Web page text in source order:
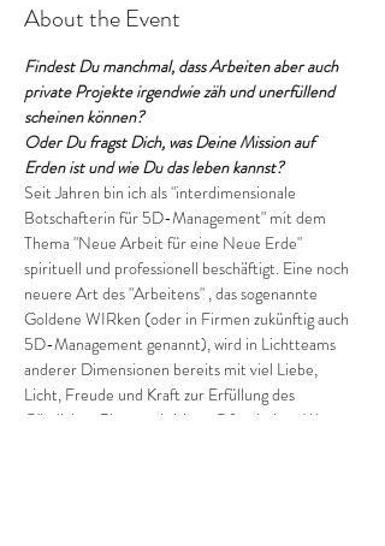
About the Event
Findest Du manchmal, dass Arbeiten aber auch
private Projekte irgendwie zäh und unerfüllend
scheinen können?
Oder Du fragst Dich, was Deine Mission auf
Erden ist und wie Du das leben kannst?
Seit Jahren bin ich als "interdimensionale
Botschafterin für 5D-Management" mit dem
Thema "Neue Arbeit für eine Neue Erde"
spirituell und professionell beschäftigt. Eine noch
neuere Art des "Arbeitens" , das sogenannte
Goldene WIRken (oder in Firmen zukünftig auch
5D-Management genannt), wird in Lichtteams
anderer Dimensionen bereits mit viel Liebe,
Licht, Freude und Kraft zur Erfüllung des
Göttlichen Plans praktiziert. Oft arbeiten Wesen